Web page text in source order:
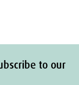
to our